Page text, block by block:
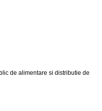
de alimentare si distributie de